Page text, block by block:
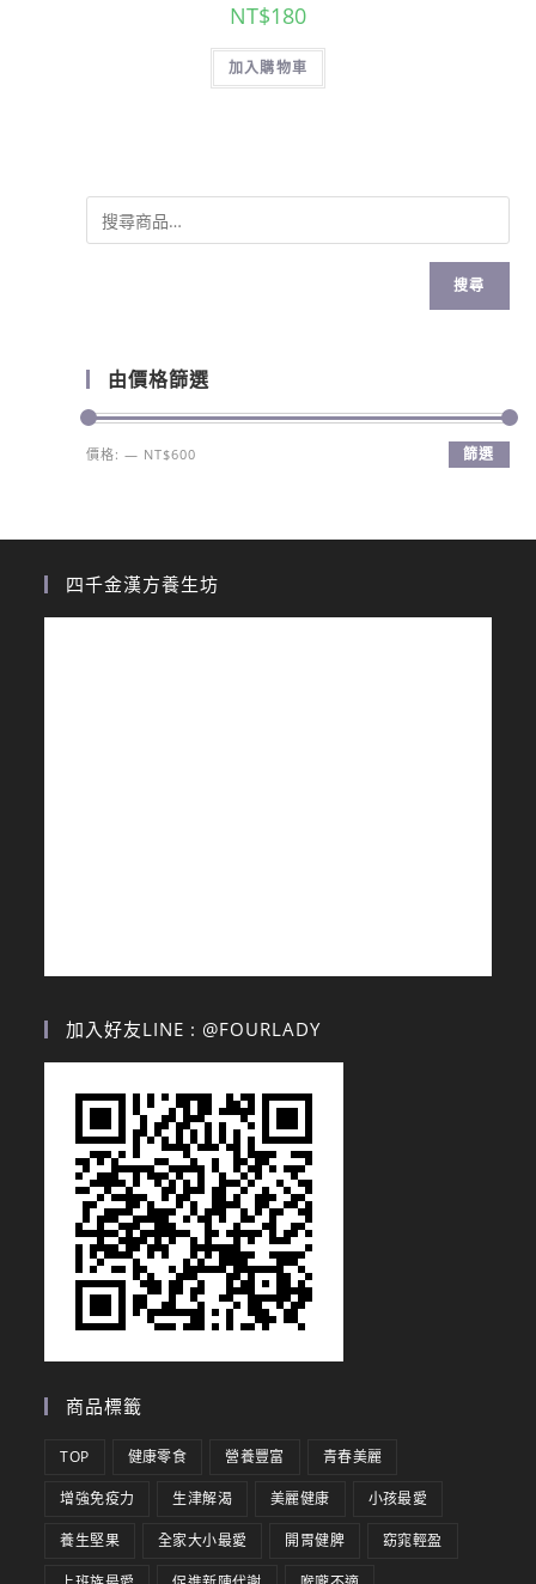
NT$180
加入購物車
搜尋
由價格篩選
篩選
價格:— NT$600
四千金漢方養生坊
加入好友LINE : @FOURLADY
商品標籤
TOP 健康零食 營養豐富 青春美麗
增強免疫力 生津解渴 美麗健康 小孩最愛
養生堅果 全家大小最愛 開胃健脾 窈窕輕盈